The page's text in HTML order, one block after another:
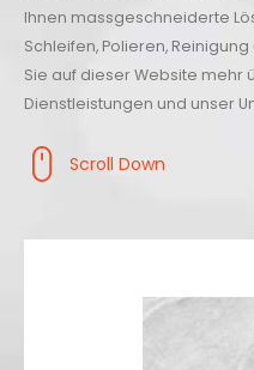
Ihnen massgeschneiderte
Schleifen, Polieren,
Sie auf dieser Website mehr
Dienstleistungen und unser
Scroll Down